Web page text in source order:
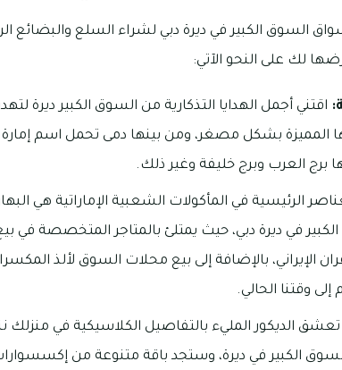
السوق الكبير في ديرة دبي لشراء السلع والبضائع
لك على النحو الآتي:
اقتني أجمل الهدايا التذكارية من السوق الكبير ديرة
المميزة بشكل مصغر، ومن بينها دمى تحمل اسم
برج العرب وبرج خليفة وغير ذلك.
الرئيسية في المأكولات الشعبية الإماراتية هي
في ديرة دبي، حيث يمتلئ بالمتاجر المتخصصة في بيع
الإيراني، بالإضافة إلى بيع محلات السوق لألذ
إلى وقتنا الحالي.
تعشق الديكور المليء بالتفاصيل الكلاسيكية في
الكبير في ديرة، وستجد باقة متنوعة من